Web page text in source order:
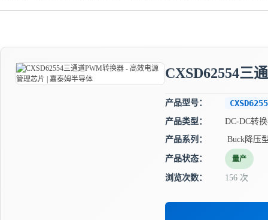
CXSD62554三
产品型号：
产品类型：
DC-DC转
产品系列：
Buck降压
产品状态： 量产
浏览次数： 156 次